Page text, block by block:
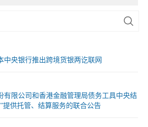
中央银行推出跨境货银两讫联网
有限公司和香港金融管理局债务工具中央结
提供托管、结算服务的联合公告